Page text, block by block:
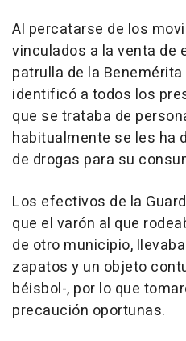
Al percatarse de los
vinculados a la venta de
patrulla de la
identificó a todos los
que se trataba de
habitualmente se les ha
de drogas para su
Los efectivos de la
que el varón al que
de otro municipio,
zapatos y un objeto
béisbol-, por lo que
precaución oportunas.